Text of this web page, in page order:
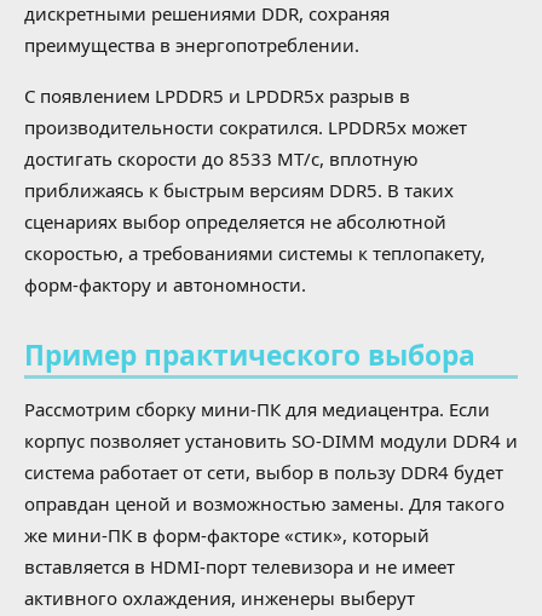
дискретными решениями DDR, сохраняя
преимущества в энергопотреблении.
С появлением LPDDR5 и LPDDR5x разрыв в
производительности сократился. LPDDR5x может
достигать скорости до 8533 МТ/с, вплотную
приближаясь к быстрым версиям DDR5. В таких
сценариях выбор определяется не абсолютной
скоростью, а требованиями системы к теплопакету,
форм-фактору и автономности.
Пример практического выбора
Рассмотрим сборку мини-ПК для медиацентра. Если
корпус позволяет установить SO-DIMM модули DDR4 и
система работает от сети, выбор в пользу DDR4 будет
оправдан ценой и возможностью замены. Для такого
же мини-ПК в форм-факторе «стик», который
вставляется в HDMI-порт телевизора и не имеет
активного охлаждения, инженеры выберут